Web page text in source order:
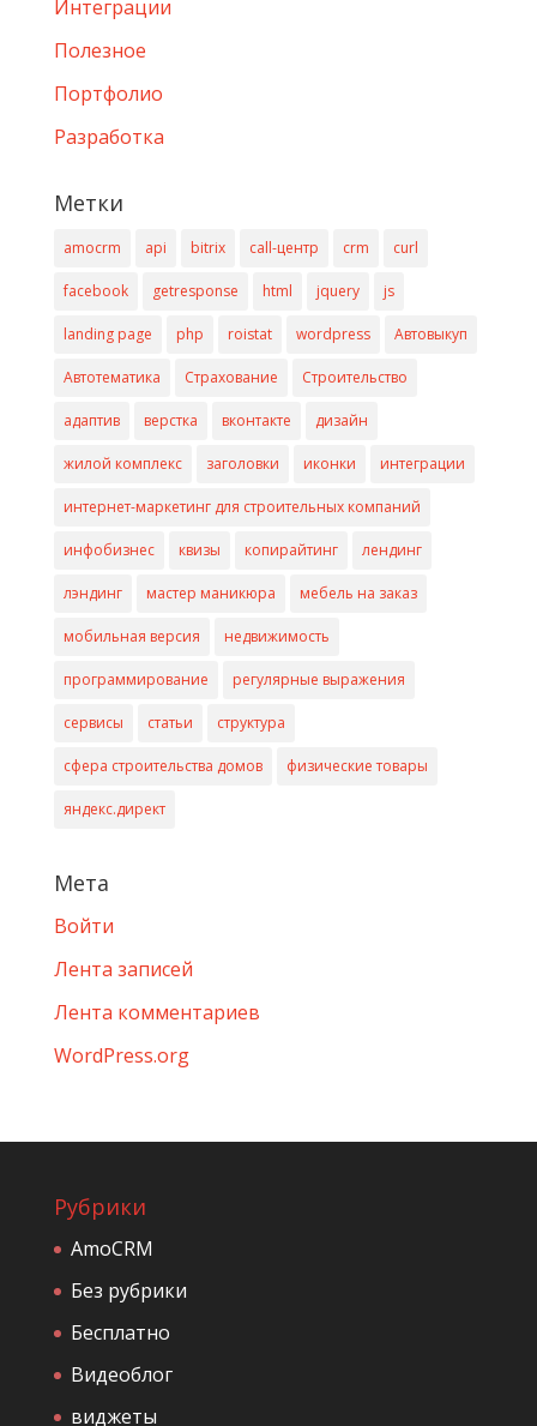
Интеграции
Полезное
Портфолио
Разработка
Метки
amocrm api bitrix call-центр crm curl
facebook getresponse html jquery js
landing page php roistat wordpress Автовыкуп
Автотематика Страхование Строительство
адаптив верстка вконтакте дизайн
жилой комплекс заголовки иконки интеграции
интернет-маркетинг для строительных компаний
инфобизнес квизы копирайтинг лендинг
лэндинг мастер маникюра мебель на заказ
мобильная версия недвижимость
программирование регулярные выражения
сервисы статьи структура
сфера строительства домов физические товары
яндекс.директ
Мета
Войти
Лента записей
Лента комментариев
WordPress.org
Рубрики
AmoCRM
Без рубрики
Бесплатно
Видеоблог
виджеты